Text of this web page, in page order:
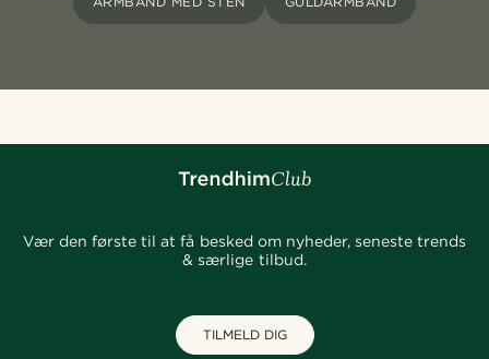
Vær den første til at få besked om nyheder, seneste trends
& særlige tilbud.
TILMELD DIG